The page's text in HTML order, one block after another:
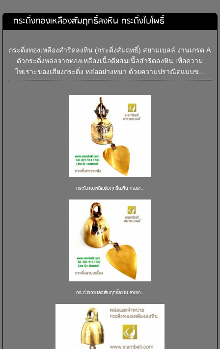
กระดิ่งทองเหลืองสัมฤทธิ์ลงหิน กระดิ่งใบโพธิ์
กระดิ่งทองเหลืองสำริดลงหิน (กระดิ่งสัมฤทธิ์) สยามเบลล์ งานเกรด A
ตัวกระดิ่งหล่อจากทองเหลืองเนื้อดีผสมเนื้อสำริดลงหิน เพื่อความ
ไพเราะของเสียงกระดิ่ง หล่ออย่างหนา ด้วยความปราณีตแบบข...
กระดิ่งทองเหลืองสัมฤทธิ์ลงหิน ทรงระ...
กระดิ่งทองเหลืองสัมฤทธิ์ลงหิน ลายเก...